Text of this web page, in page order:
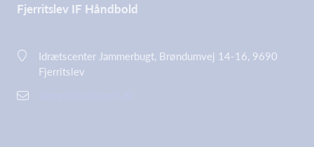
Fjerritslev IF Håndbold
Idrætscenter Jammerbugt, Brøndumvej 14-16, 9690
Fjerritslev